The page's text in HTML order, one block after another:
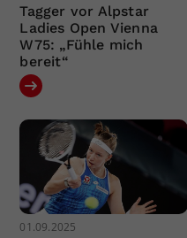
Tagger vor Alpstar
Ladies Open Vienna
W75: „Fühle mich
bereit“
01.09.2025